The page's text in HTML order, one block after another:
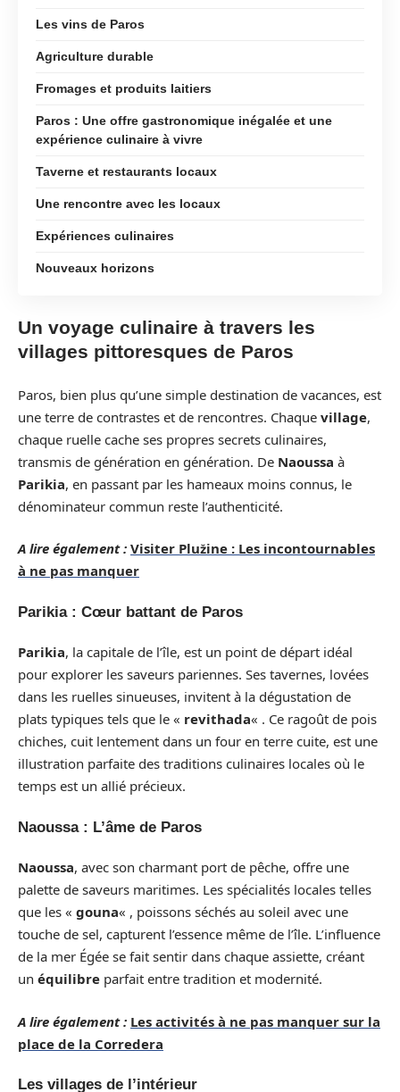
Les vins de Paros
Agriculture durable
Fromages et produits laitiers
Paros : Une offre gastronomique inégalée et une
expérience culinaire à vivre
Taverne et restaurants locaux
Une rencontre avec les locaux
Expériences culinaires
Nouveaux horizons
Un voyage culinaire à travers les
villages pittoresques de Paros
Paros, bien plus qu’une simple destination de vacances, est
une terre de contrastes et de rencontres. Chaque village,
chaque ruelle cache ses propres secrets culinaires,
transmis de génération en génération. De Naoussa à
Parikia, en passant par les hameaux moins connus, le
dénominateur commun reste l’authenticité.
A lire également : Visiter Plužine : Les incontournables
à ne pas manquer
Parikia : Cœur battant de Paros
Parikia, la capitale de l’île, est un point de départ idéal
pour explorer les saveurs pariennes. Ses tavernes, lovées
dans les ruelles sinueuses, invitent à la dégustation de
plats typiques tels que le « revithada« . Ce ragoût de pois
chiches, cuit lentement dans un four en terre cuite, est une
illustration parfaite des traditions culinaires locales où le
temps est un allié précieux.
Naoussa : L’âme de Paros
Naoussa, avec son charmant port de pêche, offre une
palette de saveurs maritimes. Les spécialités locales telles
que les « gouna« , poissons séchés au soleil avec une
touche de sel, capturent l’essence même de l’île. L’influence
de la mer Égée se fait sentir dans chaque assiette, créant
un équilibre parfait entre tradition et modernité.
A lire également : Les activités à ne pas manquer sur la
place de la Corredera
Les villages de l’intérieur